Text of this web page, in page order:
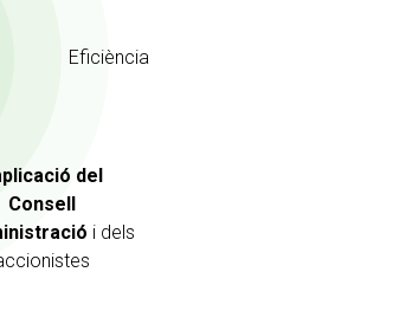
Eficiència
del
Consell
i dels